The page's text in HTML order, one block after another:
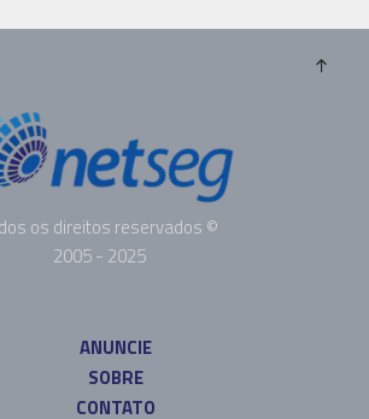
os direitos reservados ©
2005 - 2025
ANUNCIE
SOBRE
CONTATO